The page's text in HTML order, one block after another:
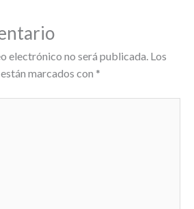
electrónico no será publicada. Los
marcados con *